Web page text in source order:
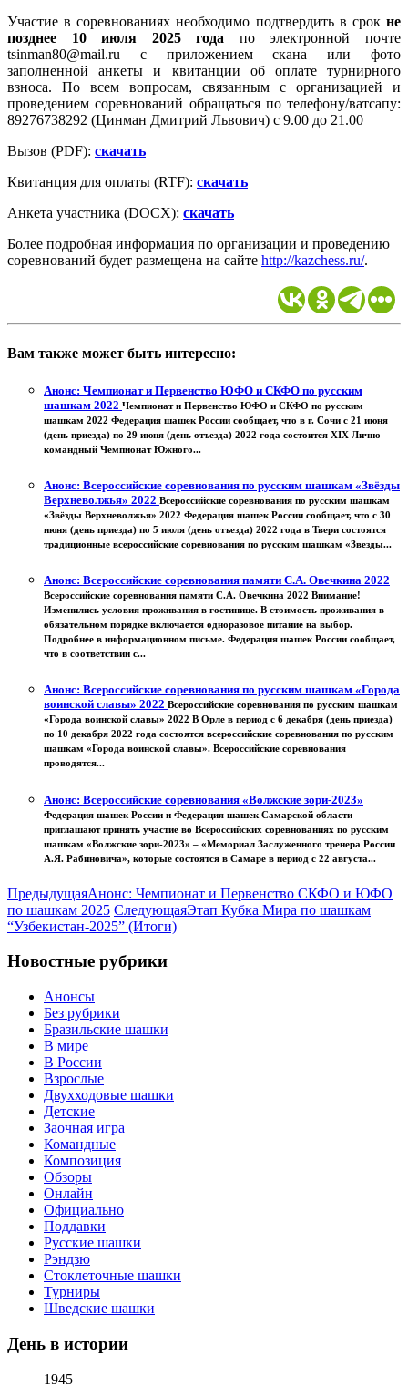
Участие в соревнованиях необходимо подтвердить в срок не
позднее 10 июля 2025 года по электронной почте
tsinman80@mail.ru c приложением скана или фото
заполненной анкеты и квитанции об оплате турнирного
взноса. По всем вопросам, связанным с организацией и
проведением соревнований обращаться по телефону/ватсапу:
89276738292 (Цинман Дмитрий Львович) с 9.00 до 21.00
Вызов (PDF): скачать
Квитанция для оплаты (RTF): скачать
Анкета участника (DOCX): скачать
Более подробная информация по организации и проведению
соревнований будет размещена на сайте http://kazchess.ru/.
Вам также может быть интересно:
Анонс: Чемпионат и Первенство ЮФО и СКФО по русским
шашкам 2022 Чемпионат и Первенство ЮФО и СКФО по русским
шашкам 2022 Федерация шашек России сообщает, что в г. Сочи с 21 июня
(день приезда) по 29 июня (день отъезда) 2022 года состоится XIX Лично-
командный Чемпионат Южного...
Анонс: Всероссийские соревнования по русским шашкам «Звёзды
Верхневолжья» 2022 Всероссийские соревнования по русским шашкам
«Звёзды Верхневолжья» 2022 Федерация шашек России сообщает, что с 30
июня (день приезда) по 5 июля (день отъезда) 2022 года в Твери состоятся
традиционные всероссийские соревнования по русским шашкам «Звезды...
Анонс: Всероссийские соревнования памяти С.А. Овечкина 2022
Всероссийские соревнования памяти С.А. Овечкина 2022 Внимание!
Изменились условия проживания в гостинице. В стоимость проживания в
обязательном порядке включается одноразовое питание на выбор.
Подробнее в информационном письме. Федерация шашек России сообщает,
что в соответствии с...
Анонс: Всероссийские соревнования по русским шашкам «Города
воинской славы» 2022 Всероссийские соревнования по русским шашкам
«Города воинской славы» 2022 В Орле в период с 6 декабря (день приезда)
по 10 декабря 2022 года состоятся всероссийские соревнования по русским
шашкам «Города воинской славы». Всероссийские соревнования
проводятся...
Анонс: Всероссийские соревнования «Волжские зори-2023»
Федерация шашек России и Федерация шашек Самарской области
приглашают принять участие во Всероссийских соревнованиях по русским
шашкам «Волжские зори-2023» – «Мемориал Заслуженного тренера России
А.Я. Рабиновича», которые состоятся в Самаре в период с 22 августа...
ПредыдущаяАнонс: Чемпионат и Первенство СКФО и ЮФО
по шашкам 2025 СледующаяЭтап Кубка Мира по шашкам
“Узбекистан-2025” (Итоги)
Новостные рубрики
Анонсы
Без рубрики
Бразильские шашки
В мире
В России
Взрослые
Двухходовые шашки
Детские
Заочная игра
Командные
Композиция
Обзоры
Онлайн
Официально
Поддавки
Русские шашки
Рэндзю
Стоклеточные шашки
Турниры
Шведские шашки
День в истории
1945